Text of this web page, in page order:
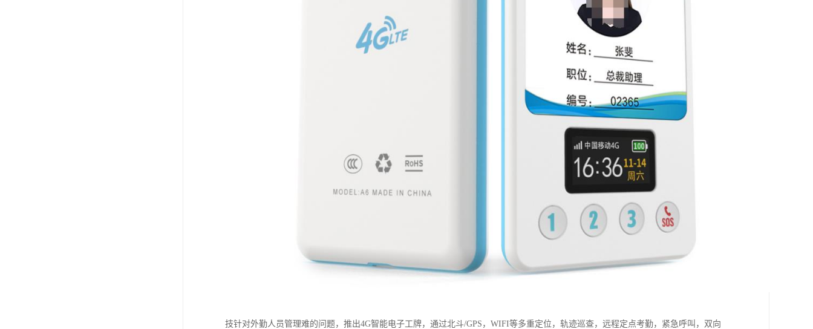
技针对外勤人员管理难的问题，推出4G智能电子工牌，通过北斗/GPS，WIFI等多重定位，轨迹巡查，远程定点考勤，紧急呼叫，双向